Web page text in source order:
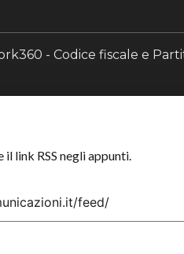
- Codice fiscale e
link RSS negli appunti.